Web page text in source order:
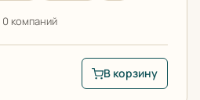
компаний
В корзину:
В корзину